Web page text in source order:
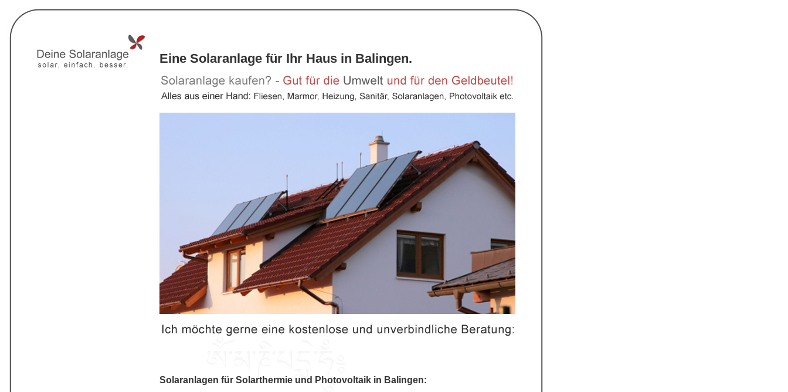
Eine Solaranlage für Ihr Haus in Balingen.
Solaranlagen für Solarthermie und Photovoltaik in Balingen: